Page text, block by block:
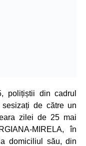
polițiștii din cadrul
de către un
zilei de 25 mai
MIRELA, în
domiciliul său, din